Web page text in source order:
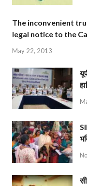
The inconvenient
legal notice to the
May 22, 2013